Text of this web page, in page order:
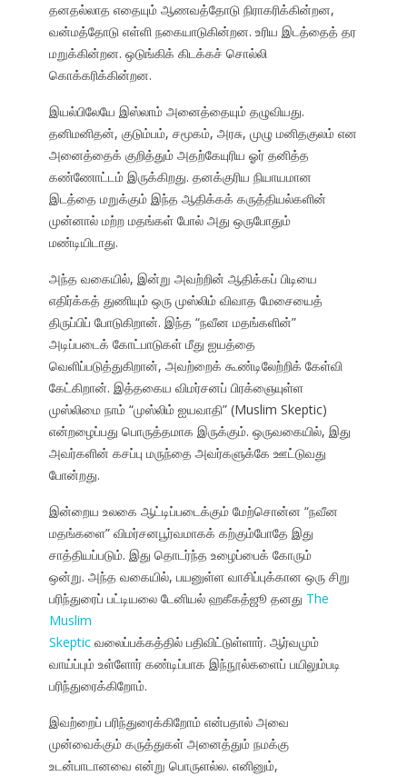
தனதல்லாத எதையும் ஆணவத்தோடு நிராகரிக்கின்றன,
வன்மத்தோடு எள்ளி நகையாடுகின்றன. உரிய இடத்தைத் தர
மறுக்கின்றன. ஒடுங்கிக் கிடக்கச் சொல்லி
கொக்கரிக்கின்றன.
இயல்பிலேயே இஸ்லாம் அனைத்தையும் தழுவியது.
தனிமனிதன், குடும்பம், சமூகம், அரசு, முழு மனிதகுலம் என
அனைத்தைக் குறித்தும் அதற்கேயுரிய ஓர் தனித்த
கண்ணோட்டம் இருக்கிறது. தனக்குரிய நியாயமான
இடத்தை மறுக்கும் இந்த ஆதிக்கக் கருத்தியல்களின்
முன்னால் மற்ற மதங்கள் போல் அது ஒருபோதும்
மண்டியிடாது.
அந்த வகையில், இன்று அவற்றின் ஆதிக்கப் பிடியை
எதிர்க்கத் துணியும் ஒரு முஸ்லிம் விவாத மேசையைத்
திருப்பிப் போடுகிறான். இந்த “நவீன மதங்களின்”
அடிப்படைக் கோட்பாடுகள் மீது ஐயத்தை
வெளிப்படுத்துகிறான், அவற்றைக் கூண்டிலேற்றிக் கேள்வி
கேட்கிறான். இத்தகைய விமர்சனப் பிரக்ஞையுள்ள
முஸ்லிமை நாம் “முஸ்லிம் ஐயவாதி” (Muslim Skeptic)
என்றழைப்பது பொருத்தமாக இருக்கும். ஒருவகையில், இது
அவர்களின் கசப்பு மருந்தை அவர்களுக்கே ஊட்டுவது
போன்றது.
இன்றைய உலகை ஆட்டிப்படைக்கும் மேற்சொன்ன “நவீன
மதங்களை” விமர்சனபூர்வமாகக் கற்கும்போதே இது
சாத்தியப்படும். இது தொடர்ந்த உழைப்பைக் கோரும்
ஒன்று. அந்த வகையில், பயனுள்ள வாசிப்புக்கான ஒரு சிறு
பரிந்துரைப் பட்டியலை டேனியல் ஹகீகத்ஜூ தனது The
Muslim
Skepticவலைப்பக்கத்தில் பதிவிட்டுள்ளார். ஆர்வமும்
வாய்ப்பும் உள்ளோர் கண்டிப்பாக இந்நூல்களைப் பயிலும்படி
பரிந்துரைக்கிறோம்.
இவற்றைப் பரிந்துரைக்கிறோம் என்பதால் அவை
முன்வைக்கும் கருத்துகள் அனைத்தும் நமக்கு
உடன்பாடானவை என்று பொருளல்ல. எனினும்,